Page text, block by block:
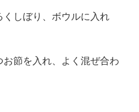
しぼり、ボウルに入れ
節を入れ、よく混ぜ合わ